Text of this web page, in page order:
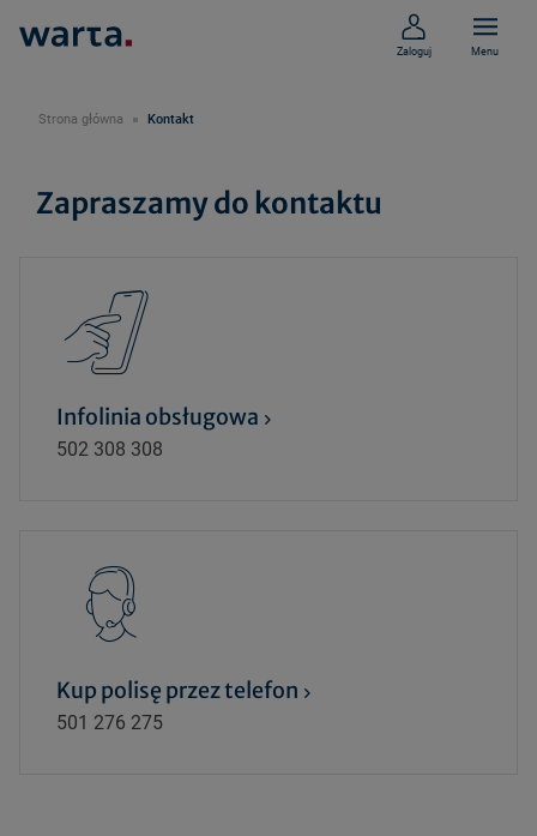
Zaloguj Menu
Strona główna Kontakt
Zapraszamy do kontaktu
Infolinia obsługowa
502 308 308
Kup polisę przez telefon
501 276 275